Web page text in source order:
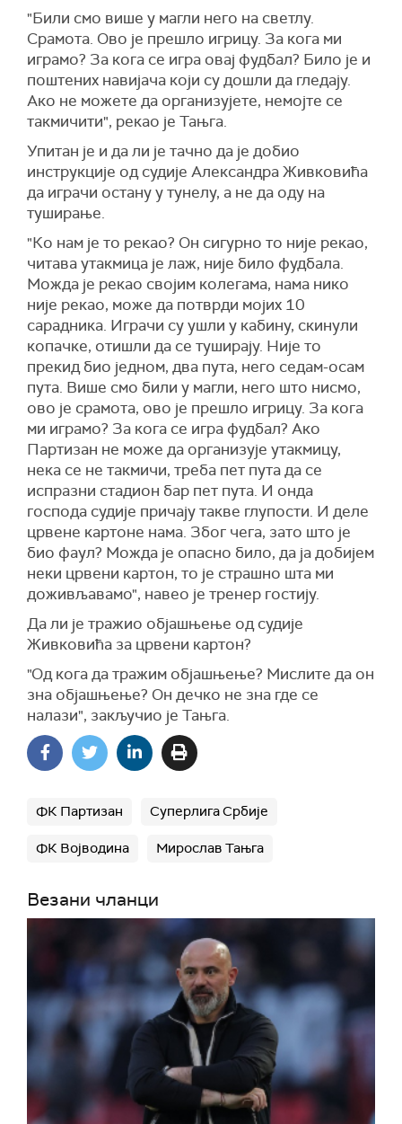
"Били смо више у магли него на светлу.
Срамота. Ово је прешло игрицу. За кога ми
играмо? За кога се игра овај фудбал? Било је и
поштених навијача који су дошли да гледају.
Ако не можете да организујете, немојте се
такмичити", рекао је Тањга.
Упитан је и да ли је тачно да је добио
инструкције од судије Александра Живковића
да играчи остану у тунелу, а не да оду на
туширање.
"Ко нам је то рекао? Он сигурно то није рекао,
читава утакмица је лаж, није било фудбала.
Можда је рекао својим колегама, нама нико
није рекао, може да потврди мојих 10
сарадника. Играчи су ушли у кабину, скинули
копачке, отишли да се туширају. Није то
прекид био једном, два пута, него седам-осам
пута. Више смо били у магли, него што нисмо,
ово је срамота, ово је прешло игрицу. За кога
ми играмо? За кога се игра фудбал? Ако
Партизан не може да организује утакмицу,
нека се не такмичи, треба пет пута да се
испразни стадион бар пет пута. И онда
господа судије причају такве глупости. И деле
црвене картоне нама. Због чега, зато што је
био фаул? Можда је опасно било, да ја добијем
неки црвени картон, то је страшно шта ми
доживљавамо", навео је тренер гостију.
Да ли је тражио објашњење од судије
Живковића за црвени картон?
"Од кога да тражим објашњење? Мислите да он
зна објашњење? Он дечко не зна где се
налази", закључио је Тањга.
ФК Партизан Суперлига Србије
ФК Војводина Мирослав Тањга
Везани чланци